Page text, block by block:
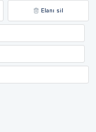
Elanı sil